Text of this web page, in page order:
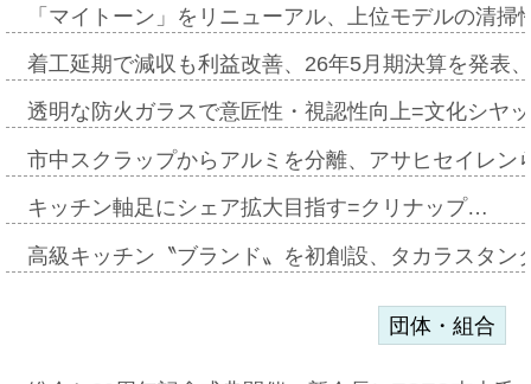
「マイトーン」をリニューアル、上位モデルの清
着工延期で減収も利益改善、26年5月期決算を発表
透明な防火ガラスで意匠性・視認性向上=文化シヤ
市中スクラップからアルミを分離、アサヒセイレ
キッチン軸足にシェア拡大目指す=クリナップ…
高級キッチン〝ブランド〟を初創設、タカラスタ
団体・組合